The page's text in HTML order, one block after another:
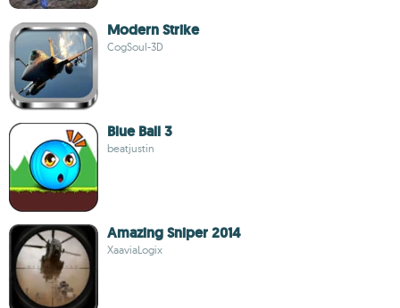
Modern Strike
CogSoul-3D
Blue Ball 3
beatjustin
Amazing Sniper 2014
XaaviaLogix